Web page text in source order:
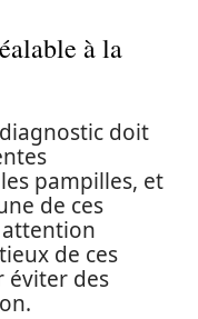
à la
doit
pampilles, et
de ces
de ces
éviter des